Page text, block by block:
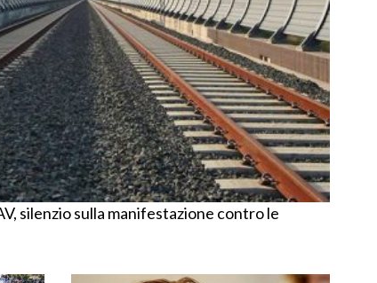
silenzio sulla manifestazione contro le